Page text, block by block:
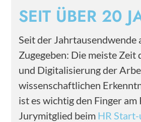
SEIT ÜBER 20
Seit der Jahrtausendwende
Zugegeben: Die meiste
und Digitalisierung der
wissenschaftlichen
ist es wichtig den Finger
Jurymitglied beim HR